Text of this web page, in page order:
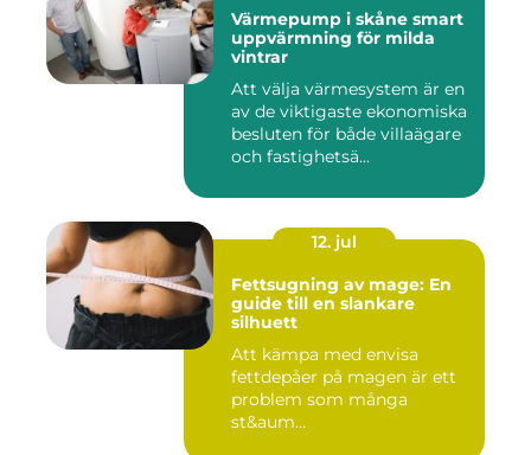
Värmepump i skåne smart
uppvärmning för milda
vintrar
Att välja värmesystem är en
av de viktigaste ekonomiska
besluten för både villaägare
och fastighetsä...
12. jul
Fettsugning av mage: En
guide till en slankare
silhuett
Att kämpa med envisa
fettdepåer på magen är ett
problem som många
st&aum...